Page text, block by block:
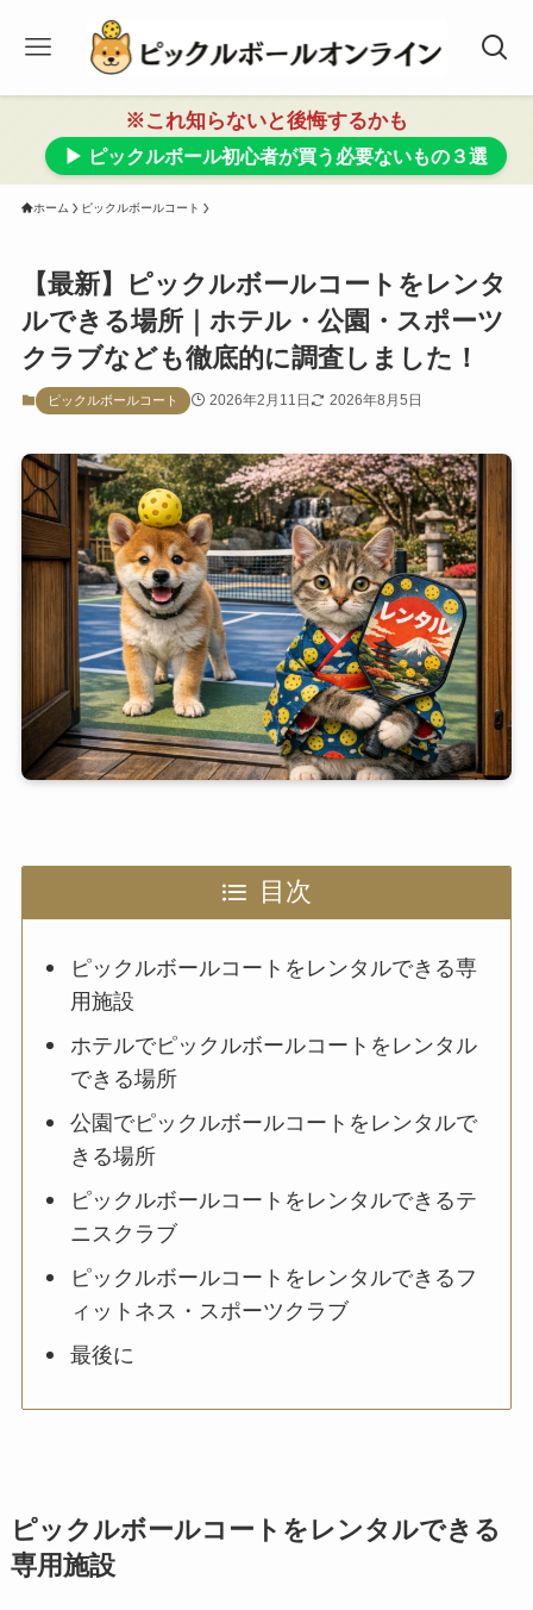
※これ知らないと後悔するかも
▶ ピックルボール初心者が買う必要ないもの３選
ホーム ピックルボールコート
【最新】ピックルボールコートをレンタ
ルできる場所｜ホテル・公園・スポーツ
クラブなども徹底的に調査しました！
ピックルボールコート 2026年2月11日 2026年8月5日
目次
ピックルボールコートをレンタルできる専
用施設
ホテルでピックルボールコートをレンタル
できる場所
公園でピックルボールコートをレンタルで
きる場所
ピックルボールコートをレンタルできるテ
ニスクラブ
ピックルボールコートをレンタルできるフ
ィットネス・スポーツクラブ
最後に
ピックルボールコートをレンタルできる
専用施設